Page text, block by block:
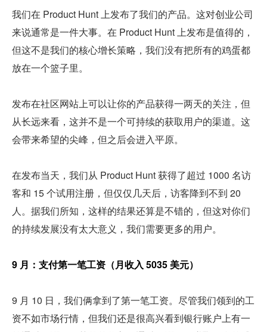
我们在 Product Hunt 上发布了我们的产品。这对创业公司
来说通常是一件大事。在 Product Hunt 上发布是值得的，
但这不是我们的核心增长策略，我们没有把所有的鸡蛋都
放在一个篮子里。
发布在社区网站上可以让你的产品获得一两天的关注，但
从长远来看，这并不是一个可持续的获取用户的渠道。这
会带来希望的尖峰，但之后会进入平原。
在发布当天，我们从 Product Hunt 获得了超过 1000 名访
客和 15 个试用注册，但仅仅几天后，访客降到不到 20
人。据我们所知，这样的结果还算是不错的，但这对你们
的持续发展没有太大意义，我们需要更多的用户。
9 月：支付第一笔工资（月收入 5035 美元）
9 月 10 日，我们俩拿到了第一笔工资。尽管我们领到的工
资不如市场行情，但我们还是很高兴看到银行账户上有一